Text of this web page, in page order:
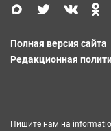
Полная версия сайта
Редакционная
Пишите нам на